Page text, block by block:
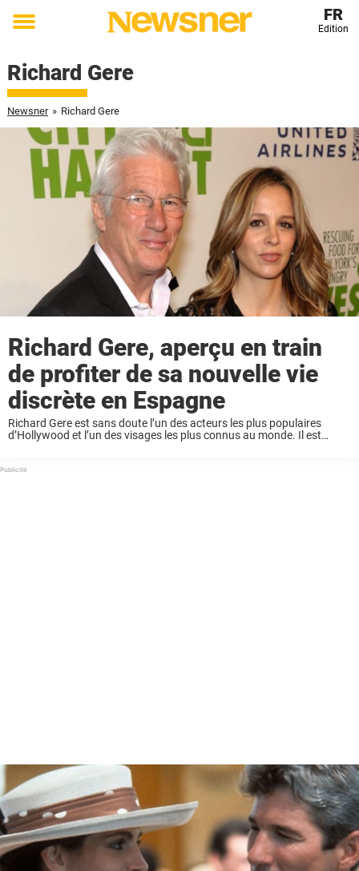
Toggle
FR
Edition
Richard Gere
Newsner » Richard Gere
Richard Gere, aperçu en train
de profiter de sa nouvelle vie
discrète en Espagne
Richard Gere est sans doute l’un des acteurs les plus populaires
d’Hollywood et l’un des visages les plus connus au monde. Il est